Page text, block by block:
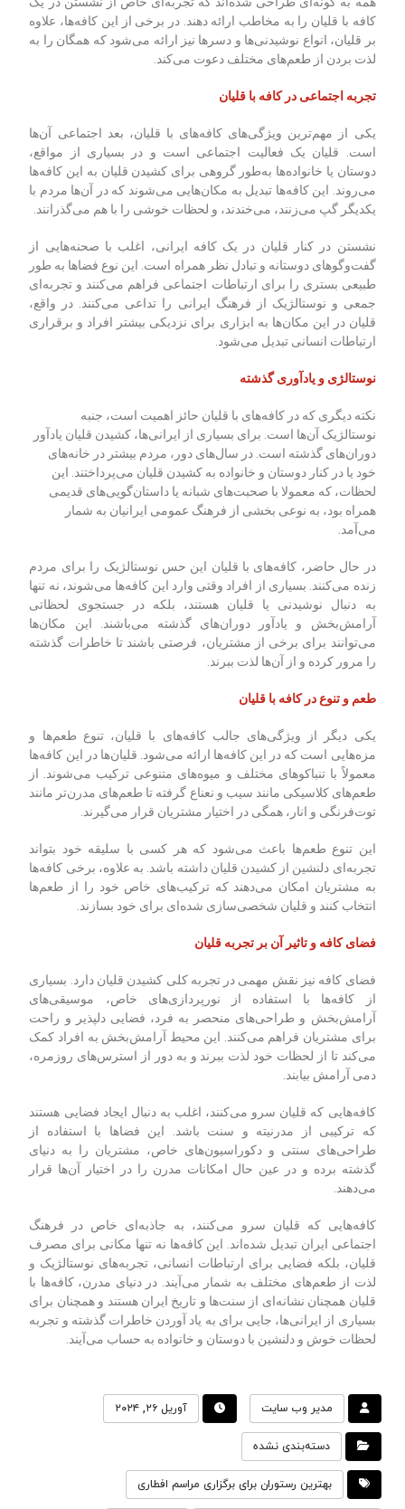
کافه با قلیان را به مخاطب ارائه دهند. در برخی از این کافه‌ها، علاوه
بر قلیان، انواع نوشیدنی‌ها و دسرها نیز ارائه می‌شود که همگان را به
لذت بردن از طعم‌های مختلف دعوت می‌کند.
تجربه اجتماعی در کافه با قلیان
یکی از مهم‌ترین ویژگی‌های کافه‌های با قلیان، بعد اجتماعی آن‌ها
است. قلیان یک فعالیت اجتماعی است و در بسیاری از مواقع،
دوستان یا خانواده‌ها به‌طور گروهی برای کشیدن قلیان به این کافه‌ها
می‌روند. این کافه‌ها تبدیل به مکان‌هایی می‌شوند که در آن‌ها مردم با
یکدیگر گپ می‌زنند، می‌خندند، و لحظات خوشی را با هم می‌گذرانند.
نشستن در کنار قلیان در یک کافه ایرانی، اغلب با صحنه‌هایی از
گفت‌وگوهای دوستانه و تبادل نظر همراه است. این نوع فضاها به طور
طبیعی بستری را برای ارتباطات اجتماعی فراهم می‌کنند و تجربه‌ای
جمعی و نوستالژیک از فرهنگ ایرانی را تداعی می‌کنند. در واقع،
قلیان در این مکان‌ها به ابزاری برای نزدیکی بیشتر افراد و برقراری
ارتباطات انسانی تبدیل می‌شود.
نوستالژی و یادآوری گذشته
نکته دیگری که در کافه‌های با قلیان حائز اهمیت است، جنبه
نوستالژیک آن‌ها است. برای بسیاری از ایرانی‌ها، کشیدن قلیان یادآور
دوران‌های گذشته است. در سال‌های دور، مردم بیشتر در خانه‌های
خود یا در کنار دوستان و خانواده به کشیدن قلیان می‌پرداختند. این
لحظات، که معمولا با صحبت‌های شبانه یا داستان‌گویی‌های قدیمی
همراه بود، به نوعی بخشی از فرهنگ عمومی ایرانیان به شمار
می‌آمد.
در حال حاضر، کافه‌های با قلیان این حس نوستالژیک را برای مردم
زنده می‌کنند. بسیاری از افراد وقتی وارد این کافه‌ها می‌شوند، نه تنها
به دنبال نوشیدنی یا قلیان هستند، بلکه در جستجوی لحظاتی
آرامش‌بخش و یادآور دوران‌های گذشته می‌باشند. این مکان‌ها
می‌توانند برای برخی از مشتریان، فرصتی باشند تا خاطرات گذشته
را مرور کرده و از آن‌ها لذت ببرند.
طعم و تنوع در کافه با قلیان
یکی دیگر از ویژگی‌های جالب کافه‌های با قلیان، تنوع طعم‌ها و
مزه‌هایی است که در این کافه‌ها ارائه می‌شود. قلیان‌ها در این کافه‌ها
معمولاً با تنباکوهای مختلف و میوه‌های متنوعی ترکیب می‌شوند. از
طعم‌های کلاسیکی مانند سیب و نعناع گرفته تا طعم‌های مدرن‌تر مانند
توت‌فرنگی و انار، همگی در اختیار مشتریان قرار می‌گیرند.
این تنوع طعم‌ها باعث می‌شود که هر کسی با سلیقه خود بتواند
تجربه‌ای دلنشین از کشیدن قلیان داشته باشد. به علاوه، برخی کافه‌ها
به مشتریان امکان می‌دهند که ترکیب‌های خاص خود را از طعم‌ها
انتخاب کنند و قلیان شخصی‌سازی شده‌ای برای خود بسازند.
فضای کافه و تاثیر آن بر تجربه قلیان
فضای کافه نیز نقش مهمی در تجربه کلی کشیدن قلیان دارد. بسیاری
از کافه‌ها با استفاده از نورپردازی‌های خاص، موسیقی‌های
آرامش‌بخش و طراحی‌های منحصر به فرد، فضایی دلپذیر و راحت
برای مشتریان فراهم می‌کنند. این محیط آرامش‌بخش به افراد کمک
می‌کند تا از لحظات خود لذت ببرند و به دور از استرس‌های روزمره،
دمی آرامش بیابند.
کافه‌هایی که قلیان سرو می‌کنند، اغلب به دنبال ایجاد فضایی هستند
که ترکیبی از مدرنیته و سنت باشد. این فضاها با استفاده از
طراحی‌های سنتی و دکوراسیون‌های خاص، مشتریان را به دنیای
گذشته برده و در عین حال امکانات مدرن را در اختیار آن‌ها قرار
می‌دهند.
کافه‌هایی که قلیان سرو می‌کنند، به جاذبه‌ای خاص در فرهنگ
اجتماعی ایران تبدیل شده‌اند. این کافه‌ها نه تنها مکانی برای مصرف
قلیان، بلکه فضایی برای ارتباطات انسانی، تجربه‌های نوستالژیک و
لذت از طعم‌های مختلف به شمار می‌آیند. در دنیای مدرن، کافه‌ها با
قلیان همچنان نشانه‌ای از سنت‌ها و تاریخ ایران هستند و همچنان برای
بسیاری از ایرانی‌ها، جایی برای به یاد آوردن خاطرات گذشته و تجربه
لحظات خوش و دلنشین با دوستان و خانواده به حساب می‌آیند.
مدیر وب سایت آوریل ۲۶, ۲۰۲۴
دسته‌بندی نشده
بهترین رستوران برای برگزاری مراسم افطاری